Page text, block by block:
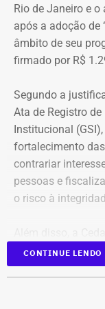
Aumento
exterior
Entre janeiro de
estadual
relacionados a
foram
país e R$ 14,68
O aumento dos
número de
21 mil diárias,
A alta nas
missões oficiais
Rio de Janeiro e
após a adoção de
âmbito de seu
firmado por R$
Segundo a
Ata de Registro
Institucional
fortalecimento
contrariar
pessoas e
o risco à
insegurança
município do Rio
CONTINUE LENDO